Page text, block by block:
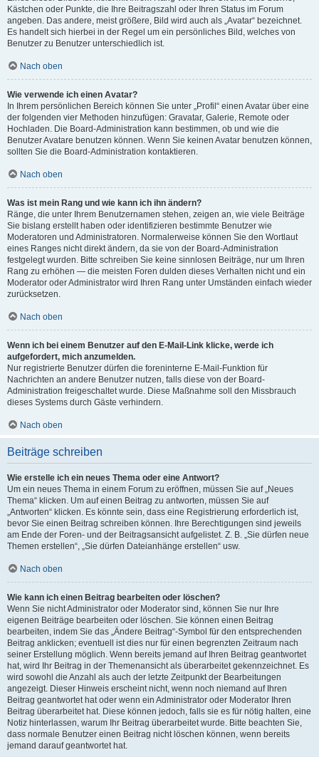
Kästchen oder Punkte, die Ihre Beitragszahl oder Ihren Status im Forum
angeben. Das andere, meist größere, Bild wird auch als „Avatar“ bezeichnet.
Es handelt sich hierbei in der Regel um ein persönliches Bild, welches von
Benutzer zu Benutzer unterschiedlich ist.
Nach oben
Wie verwende ich einen Avatar?
In Ihrem persönlichen Bereich können Sie unter „Profil“ einen Avatar über eine
der folgenden vier Methoden hinzufügen: Gravatar, Galerie, Remote oder
Hochladen. Die Board-Administration kann bestimmen, ob und wie die
Benutzer Avatare benutzen können. Wenn Sie keinen Avatar benutzen können,
sollten Sie die Board-Administration kontaktieren.
Nach oben
Was ist mein Rang und wie kann ich ihn ändern?
Ränge, die unter Ihrem Benutzernamen stehen, zeigen an, wie viele Beiträge
Sie bislang erstellt haben oder identifizieren bestimmte Benutzer wie
Moderatoren und Administratoren. Normalerweise können Sie den Wortlaut
eines Ranges nicht direkt ändern, da sie von der Board-Administration
festgelegt wurden. Bitte schreiben Sie keine sinnlosen Beiträge, nur um Ihren
Rang zu erhöhen — die meisten Foren dulden dieses Verhalten nicht und ein
Moderator oder Administrator wird Ihren Rang unter Umständen einfach wieder
zurücksetzen.
Nach oben
Wenn ich bei einem Benutzer auf den E-Mail-Link klicke, werde ich
aufgefordert, mich anzumelden.
Nur registrierte Benutzer dürfen die foreninterne E-Mail-Funktion für
Nachrichten an andere Benutzer nutzen, falls diese von der Board-
Administration freigeschaltet wurde. Diese Maßnahme soll den Missbrauch
dieses Systems durch Gäste verhindern.
Nach oben
Beiträge schreiben
Wie erstelle ich ein neues Thema oder eine Antwort?
Um ein neues Thema in einem Forum zu eröffnen, müssen Sie auf „Neues
Thema“ klicken. Um auf einen Beitrag zu antworten, müssen Sie auf
„Antworten“ klicken. Es könnte sein, dass eine Registrierung erforderlich ist,
bevor Sie einen Beitrag schreiben können. Ihre Berechtigungen sind jeweils
am Ende der Foren- und der Beitragsansicht aufgelistet. Z. B. „Sie dürfen neue
Themen erstellen“, „Sie dürfen Dateianhänge erstellen“ usw.
Nach oben
Wie kann ich einen Beitrag bearbeiten oder löschen?
Wenn Sie nicht Administrator oder Moderator sind, können Sie nur Ihre
eigenen Beiträge bearbeiten oder löschen. Sie können einen Beitrag
bearbeiten, indem Sie das „Ändere Beitrag“-Symbol für den entsprechenden
Beitrag anklicken; eventuell ist dies nur für einen begrenzten Zeitraum nach
seiner Erstellung möglich. Wenn bereits jemand auf Ihren Beitrag geantwortet
hat, wird Ihr Beitrag in der Themenansicht als überarbeitet gekennzeichnet. Es
wird sowohl die Anzahl als auch der letzte Zeitpunkt der Bearbeitungen
angezeigt. Dieser Hinweis erscheint nicht, wenn noch niemand auf Ihren
Beitrag geantwortet hat oder wenn ein Administrator oder Moderator Ihren
Beitrag überarbeitet hat. Diese können jedoch, falls sie es für nötig halten, eine
Notiz hinterlassen, warum Ihr Beitrag überarbeitet wurde. Bitte beachten Sie,
dass normale Benutzer einen Beitrag nicht löschen können, wenn bereits
jemand darauf geantwortet hat.